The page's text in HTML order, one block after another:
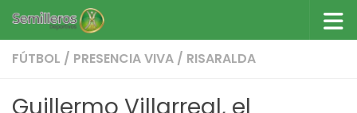
Saltar al contenido
FÚTBOL / PRESENCIA VIVA / RISARALDA